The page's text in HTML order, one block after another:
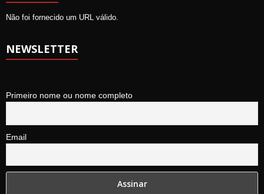
Não foi fornecido um URL válido.
NEWSLETTER
Primeiro nome ou nome completo
Email